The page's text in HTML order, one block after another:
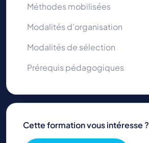
Méthodes mobilisées
Modalités d'organisation
Modalités de sélection
Prérequis pédagogiques
Cette formation vous intéresse ?